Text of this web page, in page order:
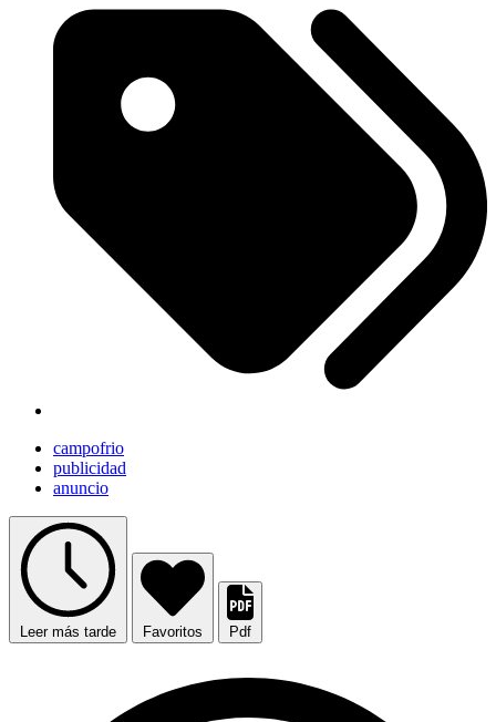
campofrio
publicidad
anuncio
Leer más tarde Favoritos Pdf